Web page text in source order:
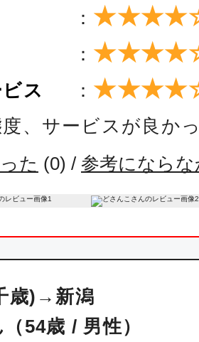
：
：
ス ：
度、サービスが良か
た (0) / 参考になら
歳)→新潟
54歳 / 男性）